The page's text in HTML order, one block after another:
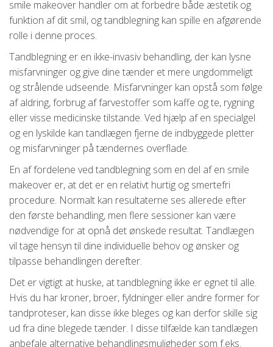
smile makeover handler om at forbedre både æstetik og
funktion af dit smil, og tandblegning kan spille en afgørende
rolle i denne proces.
Tandblegning er en ikke-invasiv behandling, der kan lysne
misfarvninger og give dine tænder et mere ungdommeligt
og strålende udseende. Misfarvninger kan opstå som følge
af aldring, forbrug af farvestoffer som kaffe og te, rygning
eller visse medicinske tilstande. Ved hjælp af en specialgel
og en lyskilde kan tandlægen fjerne de indbyggede pletter
og misfarvninger på tændernes overflade.
En af fordelene ved tandblegning som en del af en smile
makeover er, at det er en relativt hurtig og smertefri
procedure. Normalt kan resultaterne ses allerede efter
den første behandling, men flere sessioner kan være
nødvendige for at opnå det ønskede resultat. Tandlægen
vil tage hensyn til dine individuelle behov og ønsker og
tilpasse behandlingen derefter.
Det er vigtigt at huske, at tandblegning ikke er egnet til alle.
Hvis du har kroner, broer, fyldninger eller andre former for
tandproteser, kan disse ikke bleges og kan derfor skille sig
ud fra dine blegede tænder. I disse tilfælde kan tandlægen
anbefale alternative behandlingsmuligheder som f.eks.